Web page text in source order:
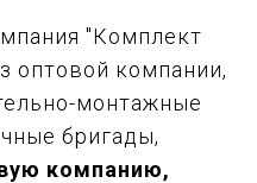
"Комплект
оптовой компании,
монтажные
бригады,
компанию,